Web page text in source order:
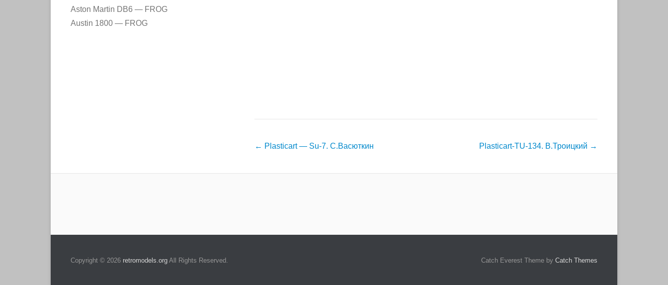
Навигация
записям
← Plasticart — Su-7. С.Васюткин Plasticart-TU-134. В.Троицкий →
Aston Martin DB6 — FROG
Austin 1800 — FROG
Copyright © 2026 retromodels.org All Rights Reserved. Catch Everest Theme by Catch Themes